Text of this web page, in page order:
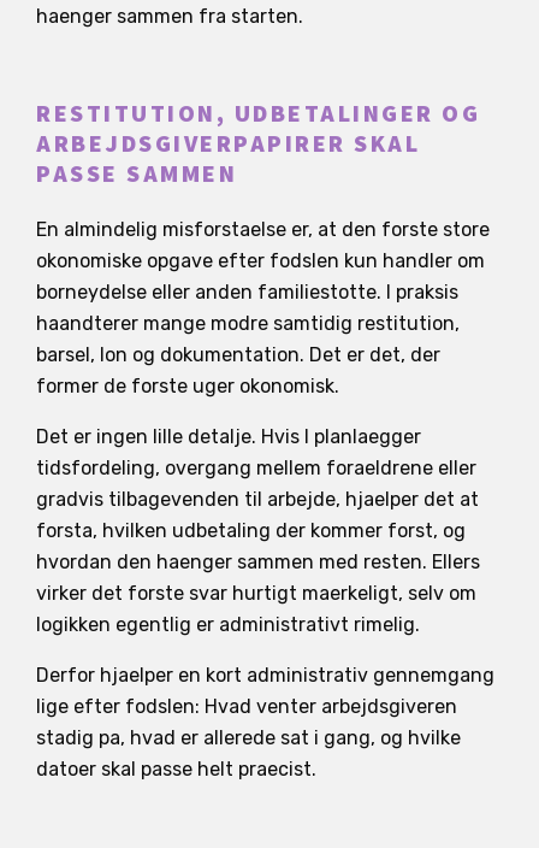
haenger sammen fra starten.
RESTITUTION, UDBETALINGER OG
ARBEJDSGIVERPAPIRER SKAL
PASSE SAMMEN
En almindelig misforstaelse er, at den forste store
okonomiske opgave efter fodslen kun handler om
borneydelse eller anden familiestotte. I praksis
haandterer mange modre samtidig restitution,
barsel, lon og dokumentation. Det er det, der
former de forste uger okonomisk.
Det er ingen lille detalje. Hvis I planlaegger
tidsfordeling, overgang mellem foraeldrene eller
gradvis tilbagevenden til arbejde, hjaelper det at
forsta, hvilken udbetaling der kommer forst, og
hvordan den haenger sammen med resten. Ellers
virker det forste svar hurtigt maerkeligt, selv om
logikken egentlig er administrativt rimelig.
Derfor hjaelper en kort administrativ gennemgang
lige efter fodslen: Hvad venter arbejdsgiveren
stadig pa, hvad er allerede sat i gang, og hvilke
datoer skal passe helt praecist.